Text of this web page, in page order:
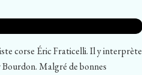
corse Éric Fraticelli. Il y interprète
Malgré de bonnes